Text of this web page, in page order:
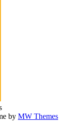
by MW Themes